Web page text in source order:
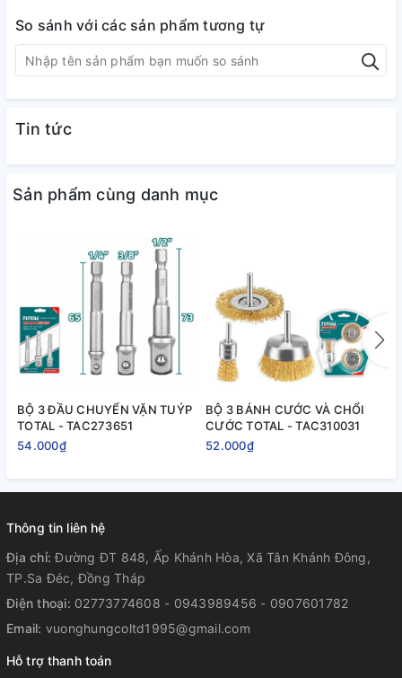
So sánh với các sản phẩm tương tự
Tin tức
Sản phẩm cùng danh mục
BỘ 3 ĐẦU CHUYỂN VẶN TUÝP
TOTAL - TAC273651
54.000₫
BỘ 3 BÁNH CƯỚC VÀ CHỔI
CƯỚC TOTAL - TAC310031
52.000₫
Thông tin liên hệ
Địa chỉ:Đường ĐT 848, Ấp Khánh Hòa, Xã Tân Khánh Đông,
TP.Sa Đéc, Đồng Tháp
Điện thoại: 02773774608 - 0943989456 - 0907601782
Email: vuonghungcoltd1995@gmail.com
Hỗ trợ thanh toán